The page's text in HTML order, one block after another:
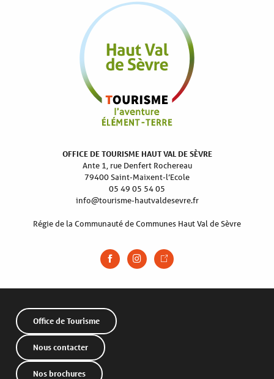
OFFICE DE TOURISME HAUT VAL DE SÈVRE
Ante 1, rue Denfert Rochereau
79400 Saint-Maixent-l’Ecole
05 49 05 54 05
info@tourisme-hautvaldesevre.fr
Régie de la Communauté de Communes Haut Val de Sèvre
Office de Tourisme
Nous contacter
Nos brochures